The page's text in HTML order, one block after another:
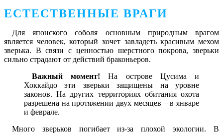
ЕСТЕСТВЕННЫЕ ВРАГИ
Для японского соболя основным природным врагом
является человек, который хочет завладеть красивым мехом
зверька. В связи с ценностью шерстного покрова, зверьки
сильно страдают от действий браконьеров.
Важный момент! На острове Цусима и
Хоккайдо эти зверьки защищены на уровне
законов. На других территориях обитания охота
разрешена на протяжении двух месяцев – в январе
и феврале.
Много зверьков погибает из-за плохой экологии. В